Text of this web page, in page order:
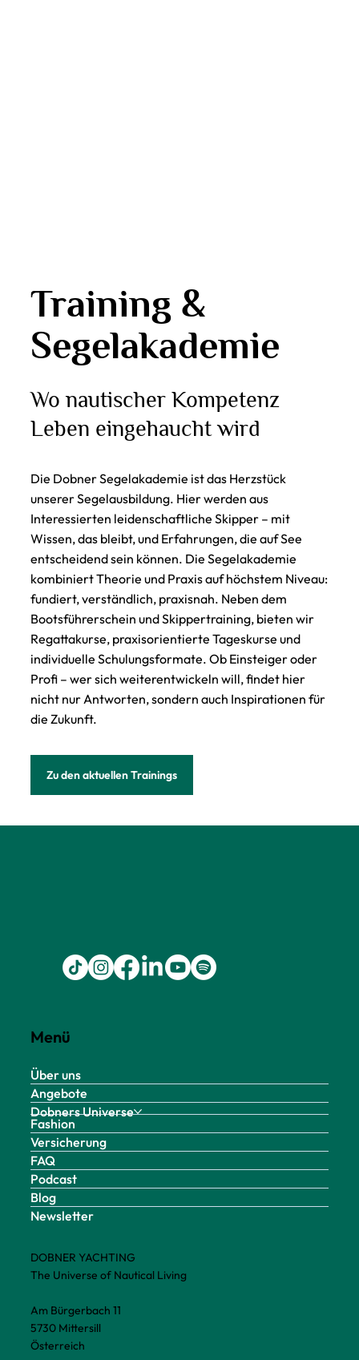
Training &
Segelakademie
Wo nautischer Kompetenz
Leben eingehaucht wird
Die DobnerSegelakademie ist das Herzstück
unsererSegelausbildung. Hier werden aus
Interessierten leidenschaftliche Skipper – mit
Wissen, das bleibt, und Erfahrungen, die auf See
entscheidend sein können. DieSegelakademie
kombiniert Theorie und Praxis auf höchstem Niveau:
fundiert, verständlich, praxisnah. Neben dem
Bootsführerschein undSkippertraining, bieten wir
Regattakurse, praxisorientierte Tageskurse und
individuelle Schulungsformate. Ob Einsteiger oder
Profi – wer sich weiterentwickeln will, findet hier
nicht nur Antworten, sondern auch Inspirationen für
die Zukunft.
Zu den aktuellen Trainings
DOBNER YACHTING
The Universe of Nautical Living
Am Bürgerbach 11
5730 Mittersill
Österreich
Menü
Über uns
Angebote
Dobners Universe
Fashion
Versicherung
FAQ
Podcast
Blog
Newsletter